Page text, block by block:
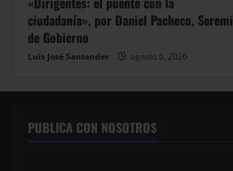
ciudadanía», por Daniel Pacheco, Seremi
de Gobierno
Luis José Santander agosto 6, 2026
PUBLICA CON NOSOTROS